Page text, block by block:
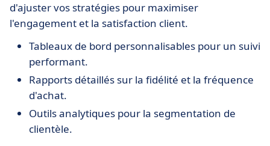
d'ajuster vos stratégies pour maximiser
l'engagement et la satisfaction client.
Tableaux de bord personnalisables pour un suivi
performant.
Rapports détaillés sur la fidélité et la fréquence
d'achat.
Outils analytiques pour la segmentation de
clientèle.